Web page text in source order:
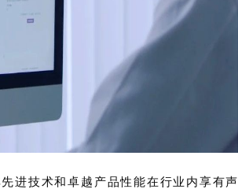
进技术和卓越产品性能在行业内享有声